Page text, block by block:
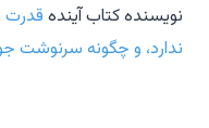
نویسنده کتاب آینده قدرت
ندارد، و چگونه سرنوشت